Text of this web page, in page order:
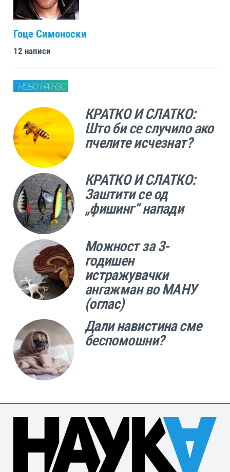
Гоце Симоноски
12 написи
НОВО НА НЗС
КРАТКО И СЛАТКО:
Што би се случило ако
пчелите исчезнат?
КРАТКО И СЛАТКО:
Заштити се од
„фишинг“ напади
Можност за 3-
годишен
истражувачки
ангажман во МАНУ
(оглас)
Дали навистина сме
беспомошни?